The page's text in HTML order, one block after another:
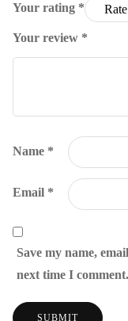
Your rating *
Your review *
Name *
Email *
Save my name,
next time I comment.